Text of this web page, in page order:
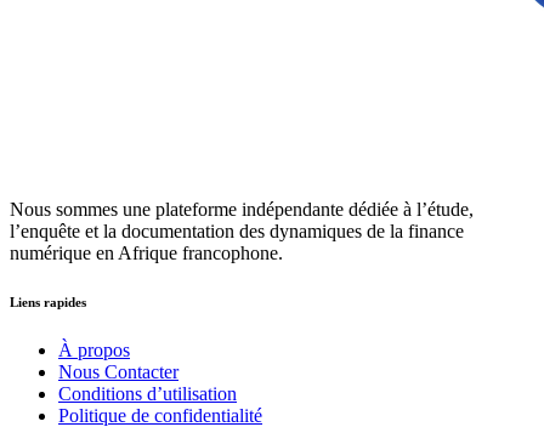
Nous sommes une plateforme indépendante dédiée à l’étude,
l’enquête et la documentation des dynamiques de la finance
numérique en Afrique francophone.
Liens rapides
À propos
Nous Contacter
Conditions d’utilisation
Politique de confidentialité